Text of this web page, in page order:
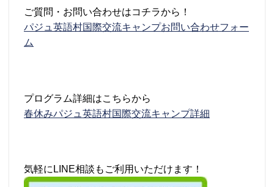
ご質問・お問い合わせはコチラから！
パジュ英語村国際交流キャンプお問い合わせフォー
ム
プログラム詳細はこちらから
春休みパジュ英語村国際交流キャンプ詳細
気軽にLINE相談もご利用いただけます！